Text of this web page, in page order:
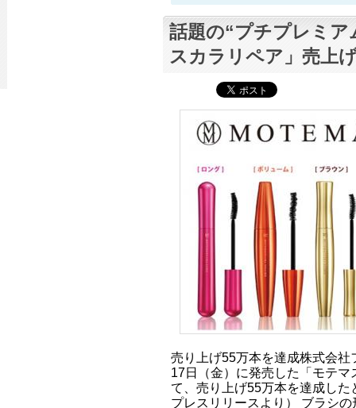
話題の“プチプレミ
スカラリペア」売上
売り上げ55万本を達成株式会
17日（金）に発売した「モテ
て、売り上げ55万本を達成した
プレスリリースより） ブラシ